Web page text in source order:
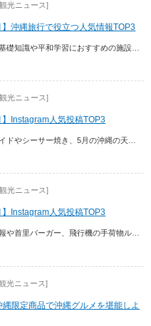
光ニュース]
】沖縄旅行で役立つ人気情報TOP3
光ニュース]
】Instagram人気投稿TOP3
光ニュース]
】Instagram人気投稿TOP3
沖縄の離島情報や首里バーガー、飛行機の手荷物ルール変更など、2026年4月にInstagramで反応が良かった投稿TOP3を紹介。沖縄旅行の計画や情報収集に役立つ内容をまとめ...
光ニュース]
縄限定商品で沖縄グルメを堪能しよ